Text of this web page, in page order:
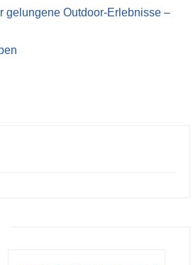
gelungene Outdoor-Erlebnisse –